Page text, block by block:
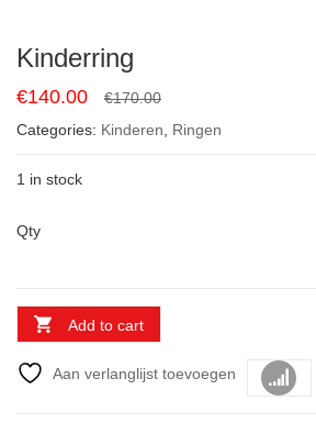
Kinderring
€170.00Original
price
€140.00
Current
price
Categories: Kinderen Ringen
1 in stock
Qty
Add to cart
Aan verlanglijst toevoegen